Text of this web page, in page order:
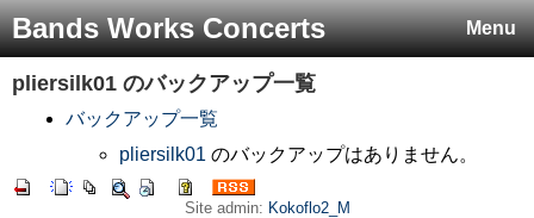
Menu
Bands Works Concerts
pliersilk01 のバックアップ一覧
バックアップ一覧
pliersilk01 のバックアップはありません。
Site admin: Kokoflo2_M